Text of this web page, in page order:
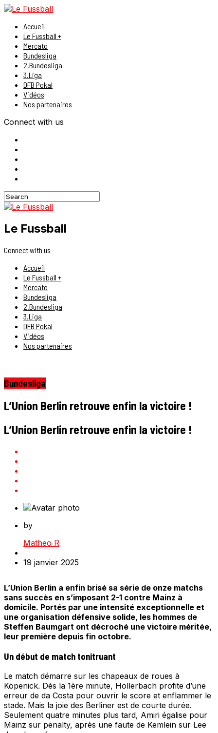
Accueil
Le Fussball +
Mercato
Bundesliga
2.Bundesliga
3.Liga
DFB Pokal
Vidéos
Nos partenaires
Connect with us
Le Fussball
Connect with us
Accueil
Le Fussball +
Mercato
Bundesliga
2.Bundesliga
3.Liga
DFB Pokal
Vidéos
Nos partenaires
Bundesliga
L’Union Berlin retrouve enfin la victoire !
L’Union Berlin retrouve enfin la victoire !
by
Matheo R
19 janvier 2025
L’Union Berlin a enfin brisé sa série de onze matchs
sans succès en s’imposant 2-1 contre Mainz à
domicile. Portés par une intensité exceptionnelle et
une organisation défensive solide, les hommes de
Steffen Baumgart ont décroché une victoire méritée,
leur première depuis fin octobre.
Un début de match tonitruant
Le match démarre sur les chapeaux de roues à
Köpenick. Dès la 1ère minute, Hollerbach profite d’une
erreur de da Costa pour ouvrir le score et enflammer le
stade. Mais la joie des Berliner est de courte durée.
Seulement quatre minutes plus tard, Amiri égalise pour
Mainz sur penalty, après une faute de Kemlein sur Lee